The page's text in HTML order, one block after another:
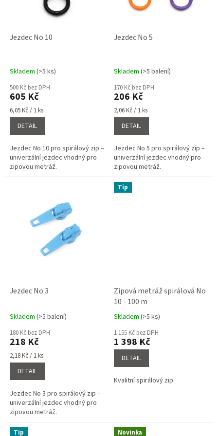
Jezdec No 10
Skladem (>5 ks)
500 Kč bez DPH
605 Kč
Měrná
cena:
6,05 Kč / 1 ks
DETAIL
Jezdec No 10 pro spirálový zip –
univerzální jezdec vhodný pro
zipovou metráž.
Jezdec No 5
Skladem (>5 balení)
170 Kč bez DPH
206 Kč
Měrná
cena:
2,06 Kč / 1 ks
DETAIL
Jezdec No 5 pro spirálový zip –
univerzální jezdec vhodný pro
zipovou metráž.
Jezdec No 3
Průměrné
hodnocení
produktu
je
5,0
z
hvězdiček.
Skladem (>5 balení)
180 Kč bez DPH
218 Kč
Měrná
cena:
2,18 Kč / 1 ks
DETAIL
Jezdec No 3 pro spirálový zip –
univerzální jezdec vhodný pro
zipovou metráž.
Tip
Zipová metráž spirálová No
10 - 100 m
Průměrné
hodnocení
produktu
je
4,0
hvězdiček.
Skladem (>5 ks)
1 155 Kč bez DPH
1 398 Kč
DETAIL
Kvalitní spirálový zip.
Tip Novinka